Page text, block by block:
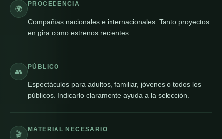
🌍
PROCEDENCIA
Compañías nacionales e internacionales. Tanto proyectos
en gira como estrenos recientes.
👥
PÚBLICO
Espectáculos para adultos, familiar, jóvenes o todos los
públicos. Indicarlo claramente ayuda a la selección.
🎬
MATERIAL NECESARIO